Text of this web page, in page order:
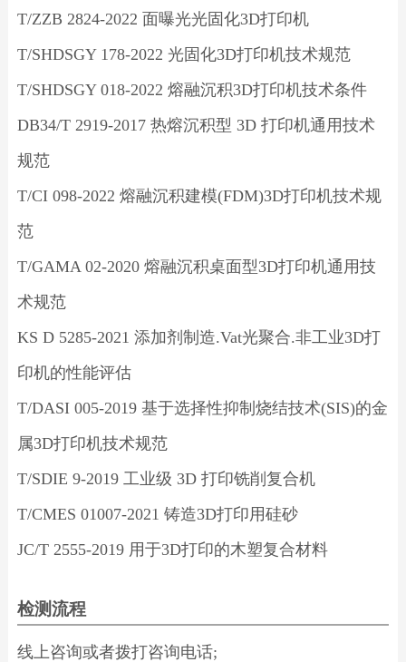
T/ZZB 2824-2022 面曝光光固化3D打印机
T/SHDSGY 178-2022 光固化3D打印机技术规范
T/SHDSGY 018-2022 熔融沉积3D打印机技术条件
DB34/T 2919-2017 热熔沉积型 3D 打印机通用技术
规范
T/CI 098-2022 熔融沉积建模(FDM)3D打印机技术规
范
T/GAMA 02-2020 熔融沉积桌面型3D打印机通用技
术规范
KS D 5285-2021 添加剂制造.Vat光聚合.非工业3D打
印机的性能评估
T/DASI 005-2019 基于选择性抑制烧结技术(SIS)的金
属3D打印机技术规范
T/SDIE 9-2019 工业级 3D 打印铣削复合机
T/CMES 01007-2021 铸造3D打印用硅砂
JC/T 2555-2019 用于3D打印的木塑复合材料
检测流程
线上咨询或者拨打咨询电话;